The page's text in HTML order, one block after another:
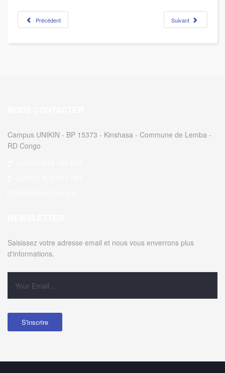
Précédent Suivant
Campus UNIKIN - BP 15373 - Kinshasa - Commune de Lemba -
RD Congo
Saisissez votre adresse email et nous vous enverrons plus
d'informations.